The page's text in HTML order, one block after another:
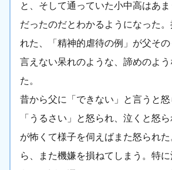
と、そして通っていた小中高はあ
だったのだとわかるようになった
れた、「精神的虐待の例」が父そ
言えない呆れのような、諦めのよ
た。
昔から父に「できない」と言うと怒
「うるさい」と怒られ、泣くと怒
が怖くて様子を伺えばまた怒られ
ら、また機嫌を損ねてしまう。特